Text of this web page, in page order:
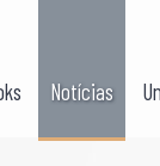
Notícias